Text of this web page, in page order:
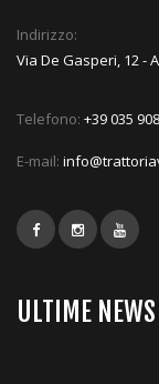
Indirizzo:
Via De Gasperi, 12 -
Telefono: +39 035
E-mail:
ULTIME NEWS